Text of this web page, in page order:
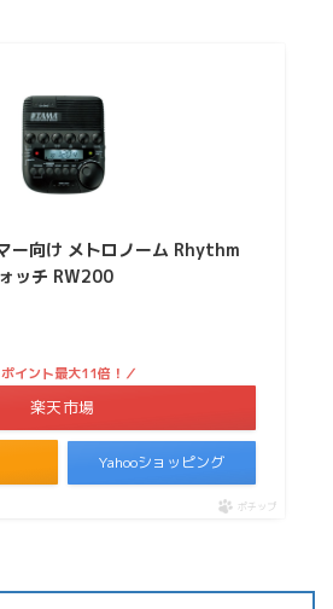
ー向け メトロノーム Rhythm
ッチ RW200
ポイント最大11倍！／
楽天市場
Yahooショッピング
ポチップ